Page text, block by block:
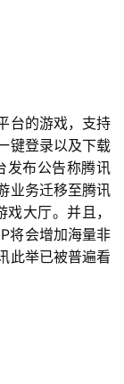
台的游戏，支持
键登录以及下载
发布公告称腾讯
业务迁移至腾讯
戏大厅。并且，
将会增加海量非
此举已被普遍看